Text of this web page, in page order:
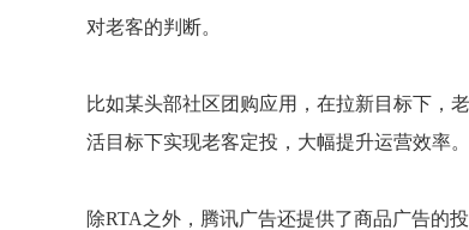
对老客的判断。
比如某头部社区团购应用，在拉新目标下，
活目标下实现老客定投，大幅提升运营效率。
除RTA之外，腾讯广告还提供了商品广告的